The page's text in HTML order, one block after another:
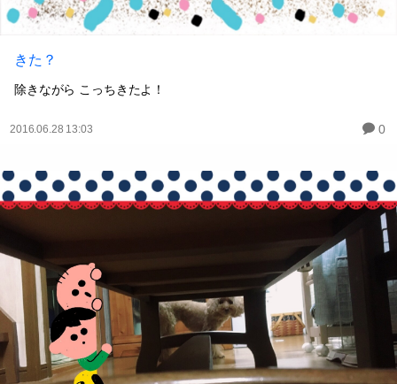
きた？
除きながら こっちきたよ！
2016.06.28 13:03 0